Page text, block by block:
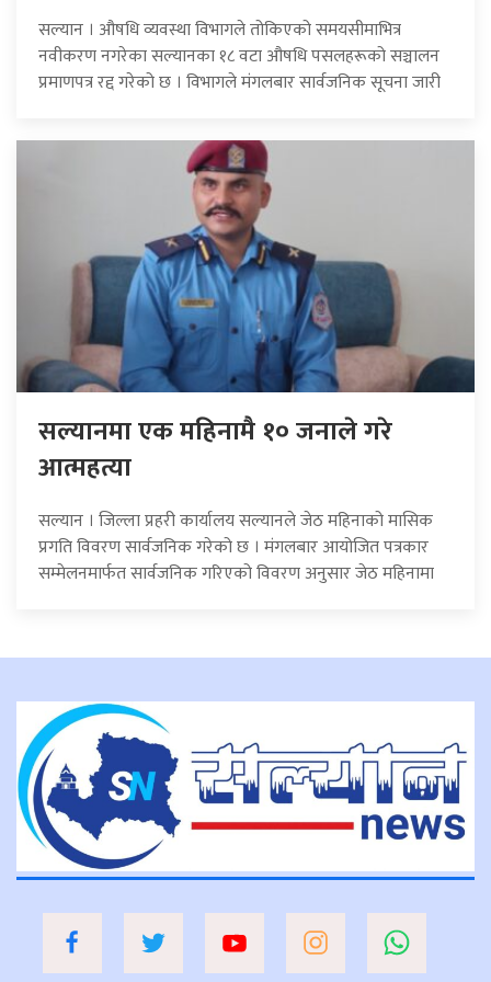
सल्यान । औषधि व्यवस्था विभागले तोकिएको समयसीमाभित्र
नवीकरण नगरेका सल्यानका १८ वटा औषधि पसलहरूको सञ्चालन
प्रमाणपत्र रद्द गरेको छ । विभागले मंगलबार सार्वजनिक सूचना जारी
सल्यानमा एक महिनामै १० जनाले गरे
आत्महत्या
सल्यान । जिल्ला प्रहरी कार्यालय सल्यानले जेठ महिनाको मासिक
प्रगति विवरण सार्वजनिक गरेको छ । मंगलबार आयोजित पत्रकार
सम्मेलनमार्फत सार्वजनिक गरिएको विवरण अनुसार जेठ महिनामा